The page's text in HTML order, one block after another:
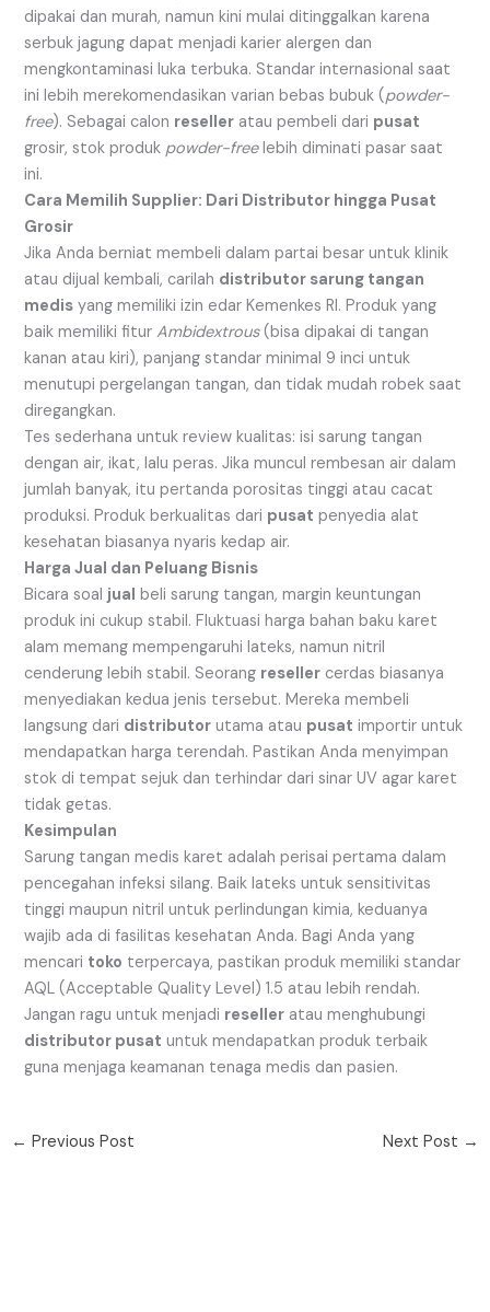
dipakai dan murah, namun kini mulai ditinggalkan karena
serbuk jagung dapat menjadi karier alergen dan
mengkontaminasi luka terbuka. Standar internasional saat
ini lebih merekomendasikan varian bebas bubuk (powder-
free). Sebagai calon reseller atau pembeli dari pusat
grosir, stok produk powder-freelebih diminati pasar saat
ini.
Cara Memilih Supplier: Dari Distributor hingga Pusat
Grosir
Jika Anda berniat membeli dalam partai besar untuk klinik
atau dijual kembali, carilah distributor sarung tangan
medis yang memiliki izin edar Kemenkes RI. Produk yang
baik memiliki fiturAmbidextrous(bisa dipakai di tangan
kanan atau kiri), panjang standar minimal 9 inci untuk
menutupi pergelangan tangan, dan tidak mudah robek saat
diregangkan.
Tes sederhana untuk review kualitas: isi sarung tangan
dengan air, ikat, lalu peras. Jika muncul rembesan air dalam
jumlah banyak, itu pertanda porositas tinggi atau cacat
produksi. Produk berkualitas dari pusat penyedia alat
kesehatan biasanya nyaris kedap air.
Harga Jual dan Peluang Bisnis
Bicara soal jual beli sarung tangan, margin keuntungan
produk ini cukup stabil. Fluktuasi harga bahan baku karet
alam memang mempengaruhi lateks, namun nitril
cenderung lebih stabil. Seorang reseller cerdas biasanya
menyediakan kedua jenis tersebut. Mereka membeli
langsung dari distributor utama atau pusat importir untuk
mendapatkan harga terendah. Pastikan Anda menyimpan
stok di tempat sejuk dan terhindar dari sinar UV agar karet
tidak getas.
Kesimpulan
Sarung tangan medis karet adalah perisai pertama dalam
pencegahan infeksi silang. Baik lateks untuk sensitivitas
tinggi maupun nitril untuk perlindungan kimia, keduanya
wajib ada di fasilitas kesehatan Anda. Bagi Anda yang
mencari toko terpercaya, pastikan produk memiliki standar
AQL (Acceptable Quality Level) 1.5 atau lebih rendah.
Jangan ragu untuk menjadi reseller atau menghubungi
distributor pusat untuk mendapatkan produk terbaik
guna menjaga keamanan tenaga medis dan pasien.
← Previous Post Next Post →